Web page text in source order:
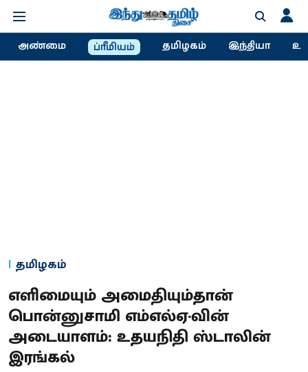
அண்மை ப்ரீமியம் தமிழகம் இந்தியா
தமிழகம்
எளிமையும் அமைதியும்தான்
பொன்னுசாமி எம்எல்ஏ-வின்
அடையாளம்: உதயநிதி ஸ்டாலின்
இரங்கல்